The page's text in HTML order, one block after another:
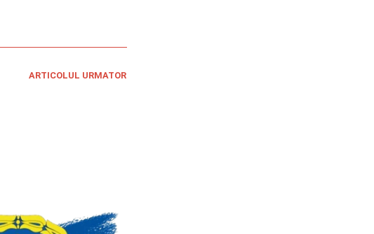
ARTICOLUL URMATOR